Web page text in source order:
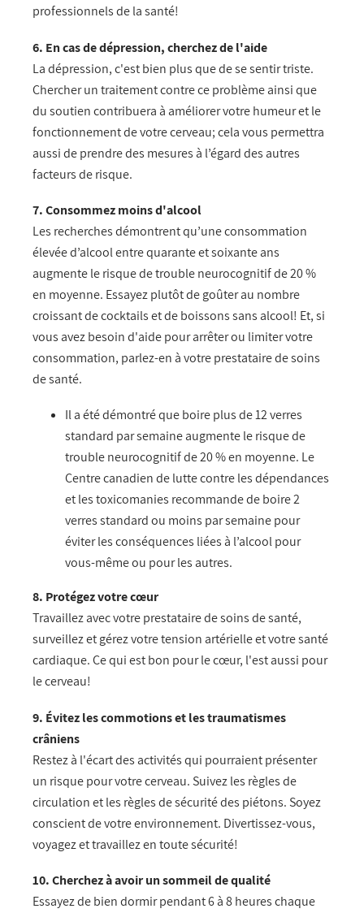
professionnels de la santé!
6. En cas de dépression, cherchez de l'aide
La dépression, c'est bien plus que de se sentir triste.
Chercher un traitement contre ce problème ainsi que
du soutien contribuera à améliorer votre humeur et le
fonctionnement de votre cerveau; cela vous permettra
aussi de prendre des mesures à l’égard des autres
facteurs de risque.
7. Consommez moins d'alcool
Les recherches démontrent qu’une consommation
élevée d’alcool entre quarante et soixante ans
augmente le risque de trouble neurocognitif de 20 %
en moyenne. Essayez plutôt de goûter au nombre
croissant de cocktails et de boissons sans alcool! Et, si
vous avez besoin d'aide pour arrêter ou limiter votre
consommation, parlez-en à votre prestataire de soins
de santé.
Il a été démontré que boire plus de 12 verres
standard par semaine augmente le risque de
trouble neurocognitif de 20 % en moyenne. Le
Centre canadien de lutte contre les dépendances
et les toxicomanies recommande de boire 2
verres standard ou moins par semaine pour
éviter les conséquences liées à l’alcool pour
vous-même ou pour les autres.
8. Protégez votre cœur
Travaillez avec votre prestataire de soins de santé,
surveillez et gérez votre tension artérielle et votre santé
cardiaque. Ce qui est bon pour le cœur, l'est aussi pour
le cerveau!
9. Évitez les commotions et les traumatismes
crâniens
Restez à l'écart des activités qui pourraient présenter
un risque pour votre cerveau. Suivez les règles de
circulation et les règles de sécurité des piétons. Soyez
conscient de votre environnement. Divertissez-vous,
voyagez et travaillez en toute sécurité!
10. Cherchez à avoir un sommeil de qualité
Essayez de bien dormir pendant 6 à 8 heures chaque